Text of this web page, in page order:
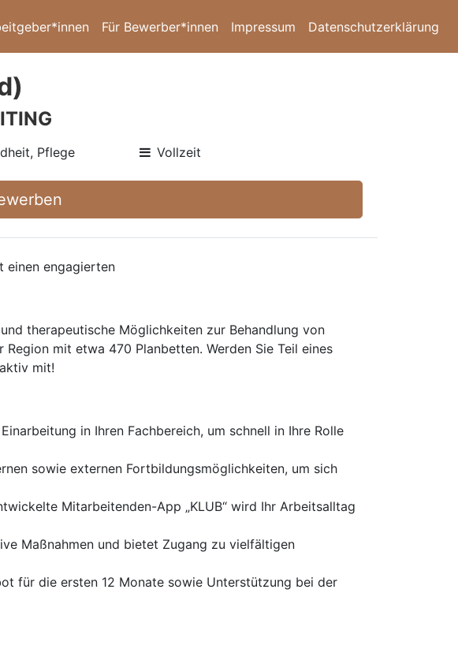
Für Bewerber*innen Impressum Datenschutzerklärung
Pflege Vollzeit
einen engagierten
therapeutische Möglichkeiten zur Behandlung von
mit etwa 470 Planbetten. Werden Sie Teil eines
mit!
in Ihren Fachbereich, um schnell in Ihre Rolle
sowie externen Fortbildungsmöglichkeiten, um sich
Mitarbeitenden-App „KLUB“ wird Ihr Arbeitsalltag
Maßnahmen und bietet Zugang zu vielfältigen
für die ersten 12 Monate sowie Unterstützung bei der